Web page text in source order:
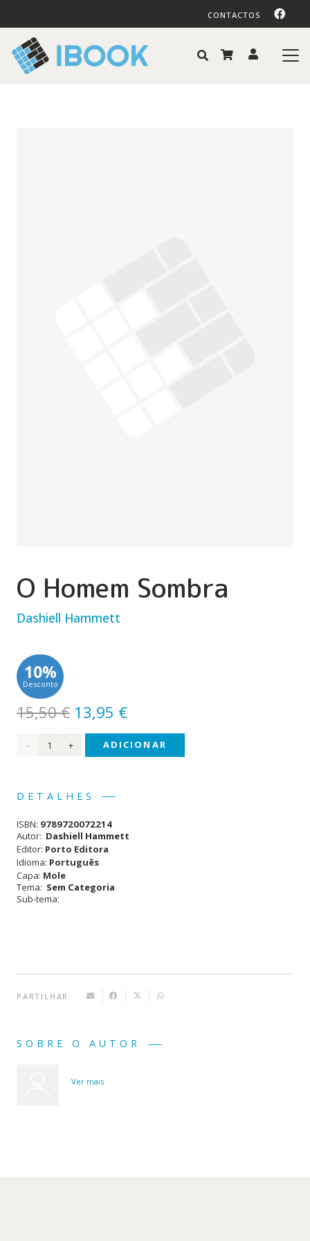
CONTACTOS
O Homem Sombra
Dashiell Hammett
10%
Desconto
15,50€ O
preço
original
15,50 €.
13,95 €O
preço
atual
Quantidade
ADICIONAR
DETALHES
ISBN: 9789720072214
Autor: Dashiell Hammett
Editor: Porto Editora
Idioma: Português
Capa: Mole
Tema: Sem Categoria
Sub-tema:
PARTILHAR:
SOBRE O AUTOR
Ver mais